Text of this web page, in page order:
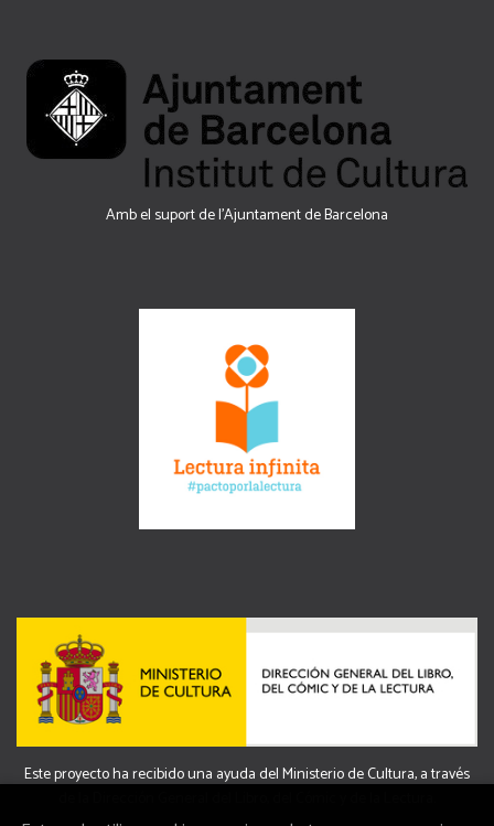
Amb el suport de l’Ajuntament de Barcelona
Este proyecto ha recibido una ayuda del Ministerio de Cultura, a través